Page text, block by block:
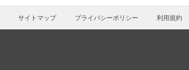
サイトマップ プライバシーポリシー 利用規約